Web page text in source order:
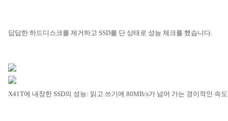
답답한 하드디스크를 제거하고 SSD를 단 상태로 성능 체크를 했습니다.
X41T에 내장한 SSD의 성능: 읽고 쓰기에 80MB/s가 넘어 가는 경이적인 속